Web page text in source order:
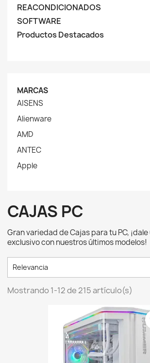
REACONDICIONADOS
SOFTWARE
Productos Destacados
MARCAS
AISENS
Alienware
AMD
ANTEC
Apple
CAJAS PC
Gran variedad de Cajas para tu PC,
exclusivo con nuestros últimos modelos!
Relevancia
Mostrando 1-12 de 215 artículo(s)